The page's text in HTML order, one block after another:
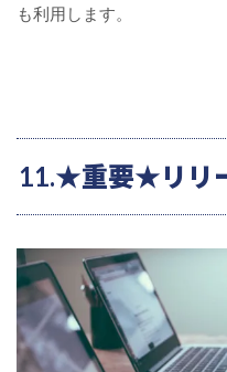
も利用します。
11.★重要★リリ